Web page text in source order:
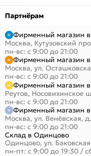
Партнёрам
Фирменный магазин
Москва, Кутузовский
пн-вс: с 9:00 до 21:00
Фирменный магазин
Москва, ул.
пн-вс: с 9:00 до 21:00
Фирменный магазин
Реутов, Носовихинское
пн-вс: с 9:00 до 21:00
Фирменный магазин в
Москва, ул. Венёвская,
пн-вс: с 9:00 до 21:00
Склад в Одинцово
Одинцово, ул.
пн-пт: с 9:00 до 19:30 /